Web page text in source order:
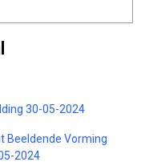
30-05-2024
Beeldende Vorming
2024